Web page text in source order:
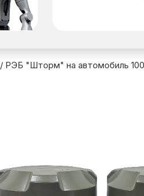
/ РЭБ "Шторм" на автомобиль